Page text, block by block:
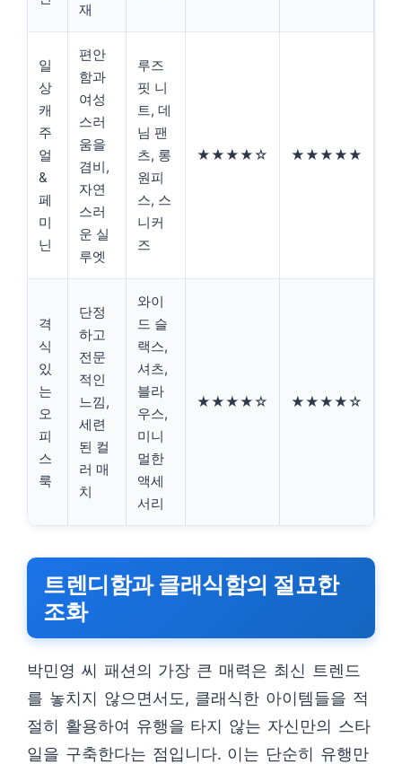
재
일
상
캐
주
얼
&
페
미
닌
편안
함과
여성
스러
움을
겸비,
자연
스러
운 실
루엣
루즈
핏 니
트, 데
님 팬
츠, 롱
원피
스, 스
니커
즈
★★★★☆ ★★★★★
격
식
있
는
오
피
스
룩
단정
하고
전문
적인
느낌,
세련
된 컬
러 매
치
와이
드 슬
랙스,
셔츠,
블라
우스,
미니
멀한
액세
서리
★★★★☆ ★★★★☆
트렌디함과 클래식함의 절묘한
조화
박민영 씨 패션의 가장 큰 매력은 최신 트렌드
를 놓치지 않으면서도, 클래식한 아이템들을 적
절히 활용하여 유행을 타지 않는 자신만의 스타
일을 구축한다는 점입니다. 이는 단순히 유행만